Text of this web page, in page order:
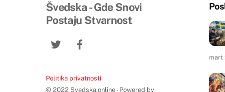
Švedska - Gde Snovi
Postaju Stvarnost
Twitter
Politika privatnosti
© 2022 Svedska.online - Powered by
mart